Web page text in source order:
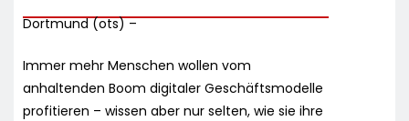
Dortmund (ots) –
Immer mehr Menschen wollen vom
anhaltenden Boom digitaler Geschäftsmodelle
profitieren – wissen aber nur selten, wie sie ihre